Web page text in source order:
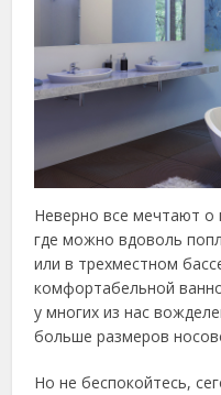
Неверно все мечтают о
где можно вдоволь
или в трехместном
комфортабельной
у многих из нас
больше размеров
Но не беспокойтесь,